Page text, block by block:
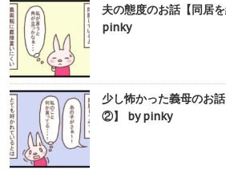
夫の態度のお話【同居
pinky
少し怖かった義母のお
②】 by pinky